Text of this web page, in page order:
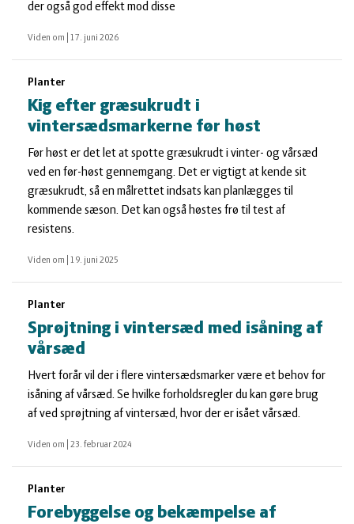
der også god effekt mod disse
Viden om 17. juni 2026
Planter
Kig efter græsukrudt i
vintersædsmarkerne før høst
Før høst er det let at spotte græsukrudt i vinter- og vårsæd
ved en før-høst gennemgang. Det er vigtigt at kende sit
græsukrudt, så en målrettet indsats kan planlægges til
kommende sæson. Det kan også høstes frø til test af
resistens.
Viden om 19. juni 2025
Planter
Sprøjtning i vintersæd med isåning af
vårsæd
Hvert forår vil der i flere vintersædsmarker være et behov for
isåning af vårsæd. Se hvilke forholdsregler du kan gøre brug
af ved sprøjtning af vintersæd, hvor der er isået vårsæd.
Viden om 23. februar 2024
Planter
Forebyggelse og bekæmpelse af